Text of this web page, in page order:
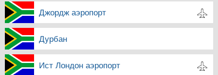
Джордж аэропорт
Дурбан
Ист Лондон аэропорт